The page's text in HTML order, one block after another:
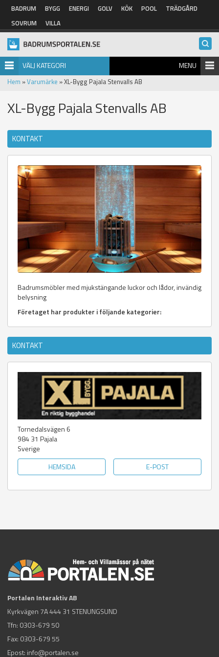
Hoppa till huvudinnehåll
BADRUM BYGG ENERGI GOLV KÖK POOL
TRÄDGÅRD
SOVRUM
VILLA
VÄLJ KATEGORI MENU
Hem »Varumärke » XL-Bygg Pajala Stenvalls AB
XL-Bygg Pajala Stenvalls AB
KONTAKT
Badrumsmöbler med mjukstängande luckor och lådor, invändig
belysning
Företaget har produkter i följande kategorier:
KONTAKT
Tornedalsvägen 6
984 31 Pajala
Sverige
HEMSIDA
E-POST
Portalen Interaktiv AB
Kyrkvägen 7A 444 31 STENUNGSUND
Tfn: 0303-679 50
Fax: 0303-679 55
Epost: info@portalen.se